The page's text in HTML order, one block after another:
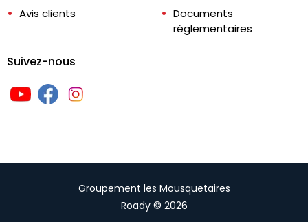
Avis clients
Documents
réglementaires
Suivez-nous
Groupement les Mousquetaires
Roady © 2026